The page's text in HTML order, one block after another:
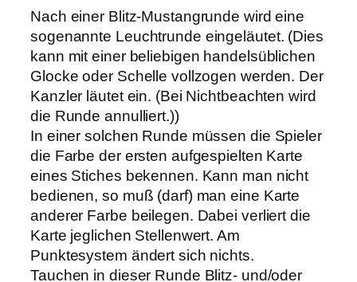
Nach einer Blitz-Mustangrunde wird eine
sogenannte Leuchtrunde eingeläutet. (Dies
kann mit einer beliebigen handelsüblichen
Glocke oder Schelle vollzogen werden. Der
Kanzler läutet ein. (Bei Nichtbeachten wird
die Runde annulliert.))
In einer solchen Runde müssen die Spieler
die Farbe der ersten aufgespielten Karte
eines Stiches bekennen. Kann man nicht
bedienen, so muß (darf) man eine Karte
anderer Farbe beilegen. Dabei verliert die
Karte jeglichen Stellenwert. Am
Punktesystem ändert sich nichts.
Tauchen in dieser Runde Blitz- und/oder